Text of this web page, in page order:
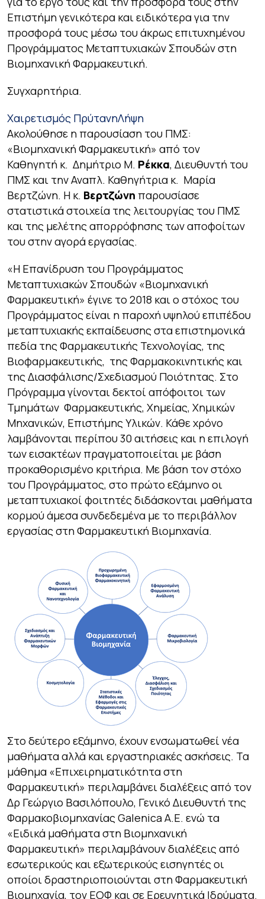
Επιστήμη γενικότερα και ειδικότερα για την
προσφορά τους μέσω του άκρως επιτυχημένου
Προγράμματος Μεταπτυχιακών Σπουδών στη
Βιομηχανική Φαρμακευτική.
Συγχαρητήρια.
Χαιρετισμός ΠρύτανηΛήψη
Ακολούθησε η παρουσίαση του ΠΜΣ:
«Βιομηχανική Φαρμακευτική» από τον
Καθηγητή κ. Δημήτριο Μ. Ρέκκα, Διευθυντή του
ΠΜΣ και την Αναπλ. Καθηγήτρια κ. Μαρία
Βερτζώνη. Η κ. Βερτζώνη παρουσίασε
στατιστικά στοιχεία της λειτουργίας του ΠΜΣ
και της μελέτης απορρόφησης των αποφοίτων
του στην αγορά εργασίας.
«Η Επανίδρυση του Προγράμματος
Μεταπτυχιακών Σπουδών «Βιομηχανική
Φαρμακευτική» έγινε το 2018 και ο στόχος του
Προγράμματος είναι η παροχή υψηλού επιπέδου
μεταπτυχιακής εκπαίδευσης στα επιστημονικά
πεδία της Φαρμακευτικής Τεχνολογίας, της
Βιοφαρμακευτικής, της Φαρμακοκινητικής και
της Διασφάλισης/Σχεδιασμού Ποιότητας. Στο
Πρόγραμμα γίνονται δεκτοί απόφοιτοι των
Τμημάτων Φαρμακευτικής, Χημείας, Χημικών
Μηχανικών, Επιστήμης Υλικών. Κάθε χρόνο
λαμβάνονται περίπου 30 αιτήσεις και η επιλογή
των εισακτέων πραγματοποιείται με βάση
προκαθορισμένο κριτήρια. Με βάση τον στόχο
του Προγράμματος, στο πρώτο εξάμηνο οι
μεταπτυχιακοί φοιτητές διδάσκονται μαθήματα
κορμού άμεσα συνδεδεμένα με το περιβάλλον
εργασίας στη Φαρμακευτική Βιομηχανία.
Στο δεύτερο εξάμηνο, έχουν ενσωματωθεί νέα
μαθήματα αλλά και εργαστηριακές ασκήσεις. Τα
μάθημα «Επιχειρηματικότητα στη
Φαρμακευτική» περιλαμβάνει διαλέξεις από τον
Δρ Γεώργιο Βασιλόπουλο, Γενικό Διευθυντή της
Φαρμακοβιομηχανίας Galenica A.E. ενώ τα
«Ειδικά μαθήματα στη Βιομηχανική
Φαρμακευτική» περιλαμβάνουν διαλέξεις από
εσωτερικούς και εξωτερικούς εισηγητές οι
οποίοι δραστηριοποιούνται στη Φαρμακευτική
Βιομηχανία, τον ΕΟΦ και σε Ερευνητικά Ιδρύματα.